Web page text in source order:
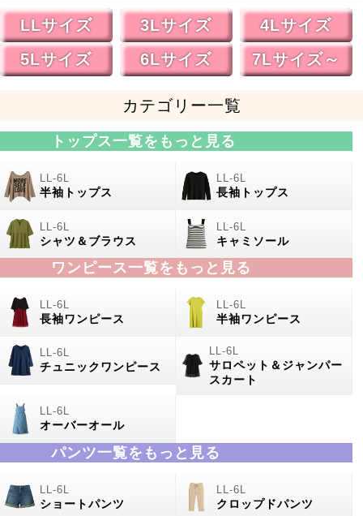
LLサイズ 3Lサイズ
4Lサイズ
5Lサイズ
6Lサイズ 7Lサイズ～
カテゴリー一覧
トップス一覧をもっと見る
半袖トップス 長袖トップス
シャツ＆ブラウス キャミソール
ワンピース一覧をもっと見る
長袖ワンピース 半袖ワンピース
チュニックワンピース
サロペット＆ジャンパー
スカート
オーバーオール
パンツ一覧をもっと見る
ショートパンツ クロップドパンツ